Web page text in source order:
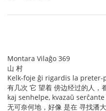
Montara Vilaĝo 369
山 村
Kelk-foje ĝi rigardis la preter-
有几次 它 望着 傍边经过的人，
kaj senhelpe, kvazaŭ
无可奈何地，好像 是在 寻找潘大